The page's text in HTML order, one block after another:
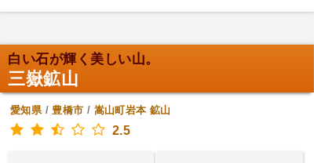
白い石が輝く美しい山。
三嶽鉱山
愛知県/豊橋市 / 嵩山町岩本 鉱山
2.5